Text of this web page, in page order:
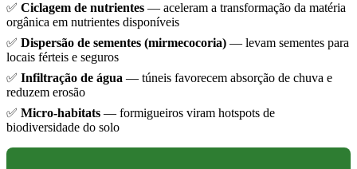
✅ Ciclagem de nutrientes — aceleram a transformação da matéria
orgânica em nutrientes disponíveis
✅ Dispersão de sementes (mirmecocoria) — levam sementes para
locais férteis e seguros
✅ Infiltração de água — túneis favorecem absorção de chuva e
reduzem erosão
✅ Micro-habitats — formigueiros viram hotspots de
biodiversidade do solo